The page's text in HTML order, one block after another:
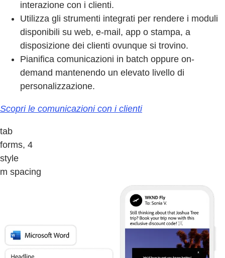
interazione con i clienti.
Utilizza gli strumenti integrati per rendere i moduli
disponibili su web, e-mail, app o stampa, a
disposizione dei clienti ovunque si trovino.
Pianifica comunicazioni in batch oppure on-
demand mantenendo un elevato livello di
personalizzazione.
Scopri le comunicazioni con i clienti
tab
forms, 4
style
m spacing